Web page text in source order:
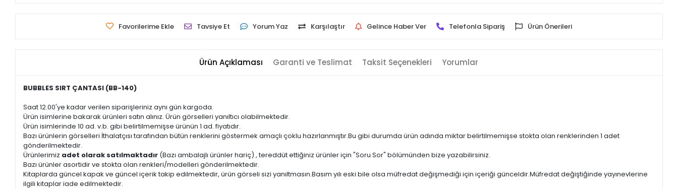
Favorilerime Ekle Tavsiye Et Yorum Yaz Karşılaştır Gelince Haber Ver Telefonla Sipariş Ürün Önerileri
Ürün Açıklaması Garanti ve Teslimat Taksit Seçenekleri Yorumlar
BUBBLES SIRT ÇANTASI (BB-140)
Saat 12.00'ye kadar verilen siparişleriniz aynı gün kargoda.
Ürün isimlerine bakarak ürünleri satın alınız. Ürün görselleri yanıltıcı olabilmektedir.
Ürün isimlerinde 10 ad. v.b. gibi belirtilmemişse ürünün 1 ad. fiyatıdır.
Bazı ürünlerin görselleri İthalatçısı tarafından bütün renklerini göstermek amaçlı çoklu hazırlanmıştır.Bu gibi durumda ürün adında miktar belirtilmemişse stokta olan renklerinden 1 adet
gönderilmektedir.
Ürünlerimiz adet olarak satılmaktadır (Bazı ambalajlı ürünler hariç) , tereddüt ettiğiniz ürünler için "Soru Sor" bölümünden bize yazabilirsiniz.
Bazı ürünler asortidir ve stokta olan renkleri/modelleri gönderilmektedir.
Kitaplarda güncel kapak ve güncel içerik takip edilmektedir, ürün görseli sizi yanıltmasın.Basım yılı eski bile olsa müfredat değişmediği için içeriği günceldir.Müfredat değiştiğinde yayınevlerine
ilgili kitaplar iade edilmektedir.